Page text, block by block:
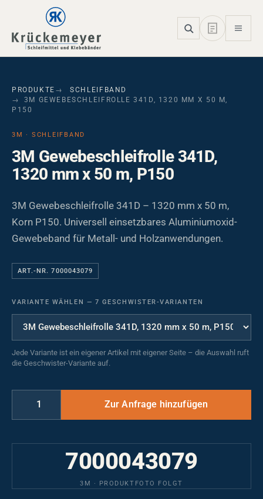
Skip to main navigation
Skip to main content
Skip to page footer
PRODUKTE
SCHLEIFBAND
3M GEWEBESCHLEIFROLLE 341D, 1320 MM X 50 M,
P150
3M · SCHLEIFBAND
3M Gewebeschleifrolle 341D,
1320 mm x 50 m, P150
3M Gewebeschleifrolle 341D – 1320 mm x 50 m,
Korn P150. Universell einsetzbares Aluminiumoxid-
Gewebeband für Metall- und Holzanwendungen.
ART.-NR. 7000043079
VARIANTE WÄHLEN — 7 GESCHWISTER-VARIANTEN
Jede Variante ist ein eigener Artikel mit eigener Seite – die Auswahl ruft
die Geschwister-Variante auf.
7000043079
3M · PRODUKTFOTO FOLGT